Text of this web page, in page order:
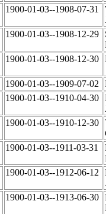
1900-01-03--1908-07-31
1900-01-03--1908-12-29
1900-01-03--1908-12-30
1900-01-03--1909-07-02
1900-01-03--1910-04-30
1900-01-03--1910-12-30
1900-01-03--1911-03-31
1900-01-03--1912-06-12
1900-01-03--1913-06-30